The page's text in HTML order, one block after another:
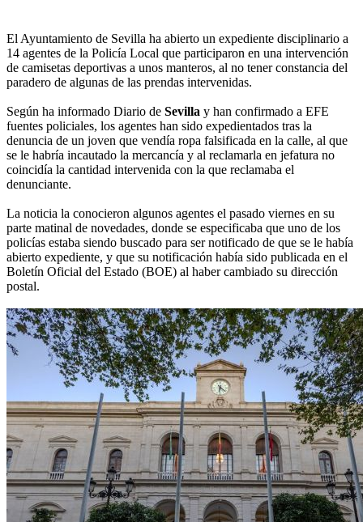
El Ayuntamiento de Sevilla ha abierto un expediente disciplinario a
14 agentes de la Policía Local que participaron en una intervención
de camisetas deportivas a unos manteros, al no tener constancia del
paradero de algunas de las prendas intervenidas.
Según ha informado Diario de Sevilla y han confirmado a EFE
fuentes policiales, los agentes han sido expedientados tras la
denuncia de un joven que vendía ropa falsificada en la calle, al que
se le habría incautado la mercancía y al reclamarla en jefatura no
coincidía la cantidad intervenida con la que reclamaba el
denunciante.
La noticia la conocieron algunos agentes el pasado viernes en su
parte matinal de novedades, donde se especificaba que uno de los
policías estaba siendo buscado para ser notificado de que se le había
abierto expediente, y que su notificación había sido publicada en el
Boletín Oficial del Estado (BOE) al haber cambiado su dirección
postal.